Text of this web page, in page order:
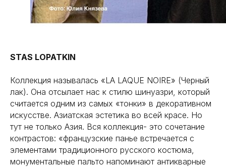
STAS LOPATKIN
Коллекция называлась «LA LAQUE NOIRE» (Черный
лак). Она отсылает нас к стилю шинуазри, который
считается одним из самых «тонки» в декоративном
искусстве. Азиатская эстетика во всей красе. Но
тут не только Азия. Вся коллекция- это сочетание
контрастов: «французские панье встречается с
элементами традиционного русского костюма,
монументальные пальто напоминают антикварные